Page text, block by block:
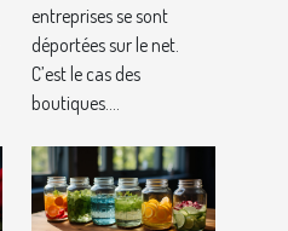
entreprises se sont
déportées sur le net.
C’est le cas des
boutiques....